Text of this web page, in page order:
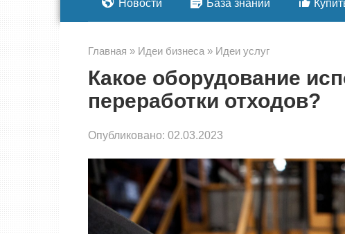
Новости База знаний
Главная » Идеи бизнеса » Идеи услуг
Какое оборудование
переработки отходов?
Опубликовано: 02.03.2023